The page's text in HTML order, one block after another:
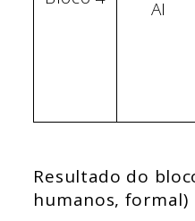
AI
Resultado do
humanos, formal)